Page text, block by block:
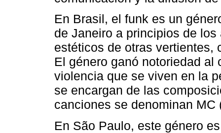
En Brasil, el funk es un
de Janeiro a principios de
estéticos de otras vertientes,
El género ganó notoriedad
violencia que se viven en la
se encargan de las
canciones se denominan
En São Paulo, este género